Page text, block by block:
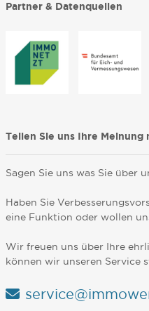
Partner & Datenquellen
Teilen Sie uns Ihre Meinung
Sagen Sie uns was Sie über
Haben Sie
eine Funktion oder wollen
Wir freuen uns über Ihre
können wir unseren Service